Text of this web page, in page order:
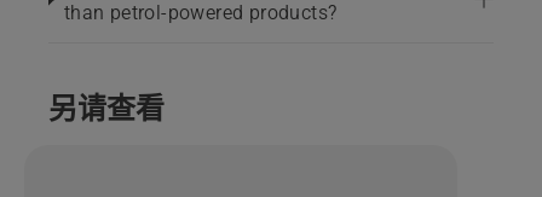
than petrol-powered products?
另请查看